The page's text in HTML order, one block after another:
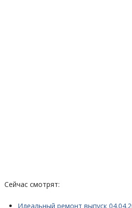
Сейчас смотрят:
Идеальный ремонт выпуск